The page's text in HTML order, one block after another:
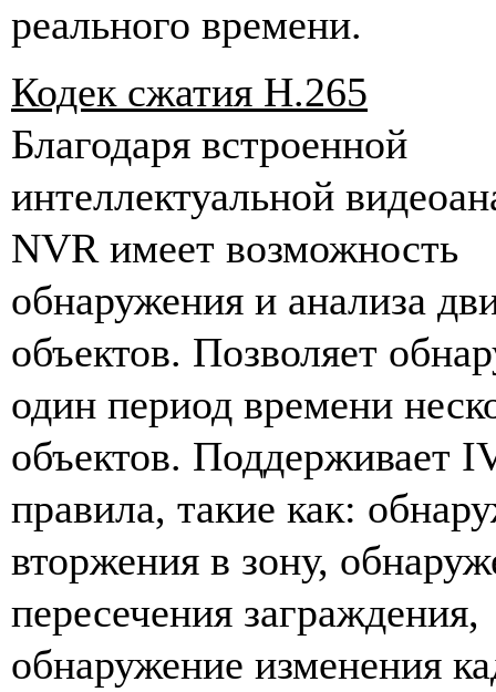
реального времени.
Кодек сжатия H.265
Благодаря встроенной
интеллектуальной
NVR имеет возможность
обнаружения и анализа
объектов. Позволяет
один период времени
объектов. Поддерживает
правила, такие как:
вторжения в зону,
пересечения заграждения,
обнаружение изменения